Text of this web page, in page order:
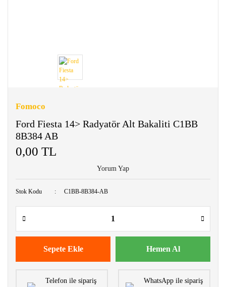
Fomoco
Ford Fiesta 14> Radyatör Alt Bakaliti C1BB
8B384 AB
0,00 TL
Yorum Yap
Stok Kodu C1BB-8B384-AB
Sepete Ekle Hemen Al
Telefon ile sipariş
WhatsApp ile sipariş